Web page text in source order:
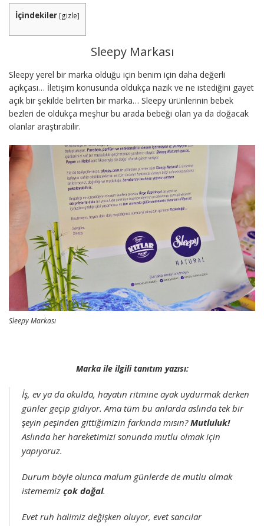
İçindekiler [gizle]
Sleepy Markası
Sleepy yerel bir marka olduğu için benim için daha değerli
açıkçası… İletişim konusunda oldukça nazik ve ne istediğini gayet
açık bir şekilde belirten bir marka… Sleepy ürünlerinin bebek
bezleri de oldukça meşhur bu arada bebeği olan ya da doğacak
olanlar araştırabilir.
Sleepy Markası
Marka ile ilgili tanıtım yazısı:
İş, ev ya da okulda, hayatın ritmine ayak uydurmak derken
günler geçip gidiyor. Ama tüm bu anlarda aslında tek bir
şeyin peşinden gittiğimizin farkında mısın?Mutluluk!
Aslında her hareketimizi sonunda mutlu olmak için
yapıyoruz.
Durum böyle olunca malum günlerde de mutlu olmak
istememiz çok doğal.
Evet ruh halimiz değişken oluyor, evet sancılar